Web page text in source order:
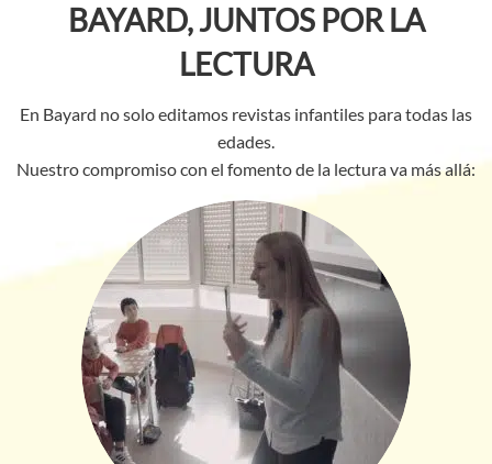
BAYARD, JUNTOS POR LA
LECTURA
En Bayard no solo editamos revistas infantiles para todas las
edades.
Nuestro compromiso con el fomento de la lectura va más allá: